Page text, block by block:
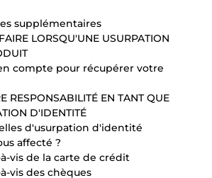
supplémentaires
LORSQU'UNE USURPATION
compte pour récupérer votre
RESPONSABILITÉ EN TANT QUE
D'IDENTITÉ
d'usurpation d'identité
affecté ?
vis de la carte de crédit
vis des chèques